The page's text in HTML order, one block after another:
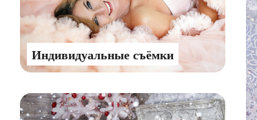
Индивидуальные съёмки